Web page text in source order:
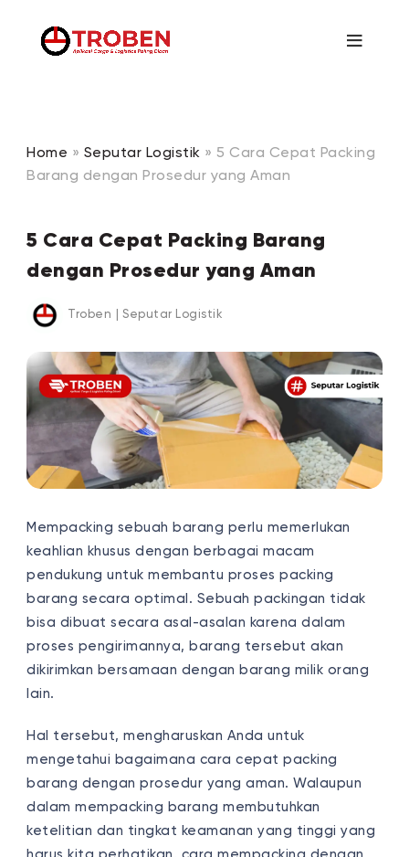
Home » Seputar Logistik » 5 Cara Cepat Packing
Barang dengan Prosedur yang Aman
5 Cara Cepat Packing Barang
dengan Prosedur yang Aman
Troben Seputar Logistik
Mempacking sebuah barang perlu memerlukan
keahlian khusus dengan berbagai macam
pendukung untuk membantu proses packing
barang secara optimal. Sebuah packingan tidak
bisa dibuat secara asal-asalan karena dalam
proses pengirimannya, barang tersebut akan
dikirimkan bersamaan dengan barang milik orang
lain.
Hal tersebut, mengharuskan Anda untuk
mengetahui bagaimana cara cepat packing
barang dengan prosedur yang aman. Walaupun
dalam mempacking barang membutuhkan
ketelitian dan tingkat keamanan yang tinggi yang